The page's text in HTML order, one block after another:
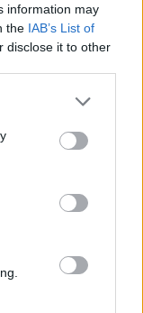
information may
the IAB’s List of
disclose it to other